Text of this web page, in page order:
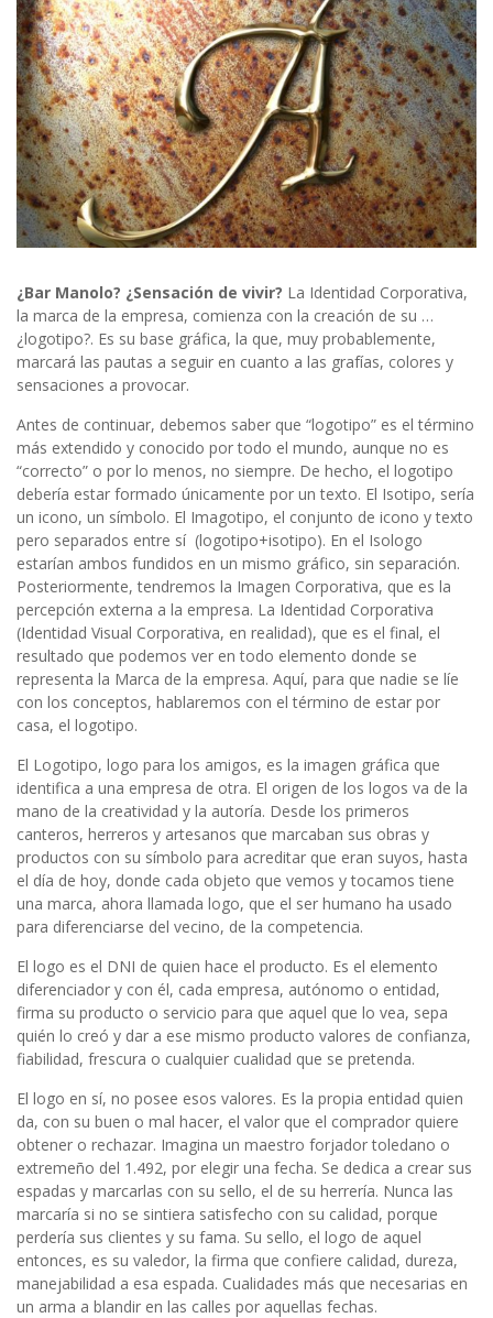
¿Bar Manolo? ¿Sensación de vivir? La Identidad Corporativa,
la marca de la empresa, comienza con la creación de su …
¿logotipo?. Es su base gráfica, la que, muy probablemente,
marcará las pautas a seguir en cuanto a las grafías, colores y
sensaciones a provocar.
Antes de continuar, debemos saber que “logotipo” es el término
más extendido y conocido por todo el mundo, aunque no es
“correcto” o por lo menos, no siempre. De hecho, el logotipo
debería estar formado únicamente por un texto. El Isotipo, sería
un icono, un símbolo. El Imagotipo, el conjunto de icono y texto
pero separados entre sí (logotipo+isotipo). En el Isologo
estarían ambos fundidos en un mismo gráfico, sin separación.
Posteriormente, tendremos la Imagen Corporativa, que es la
percepción externa a la empresa. La Identidad Corporativa
(Identidad Visual Corporativa, en realidad), que es el final, el
resultado que podemos ver en todo elemento donde se
representa la Marca de la empresa. Aquí, para que nadie se líe
con los conceptos, hablaremos con el término de estar por
casa, el logotipo.
El Logotipo, logo para los amigos, es la imagen gráfica que
identifica a una empresa de otra. El origen de los logos va de la
mano de la creatividad y la autoría. Desde los primeros
canteros, herreros y artesanos que marcaban sus obras y
productos con su símbolo para acreditar que eran suyos, hasta
el día de hoy, donde cada objeto que vemos y tocamos tiene
una marca, ahora llamada logo, que el ser humano ha usado
para diferenciarse del vecino, de la competencia.
El logo es el DNI de quien hace el producto. Es el elemento
diferenciador y con él, cada empresa, autónomo o entidad,
firma su producto o servicio para que aquel que lo vea, sepa
quién lo creó y dar a ese mismo producto valores de confianza,
fiabilidad, frescura o cualquier cualidad que se pretenda.
El logo en sí, no posee esos valores. Es la propia entidad quien
da, con su buen o mal hacer, el valor que el comprador quiere
obtener o rechazar. Imagina un maestro forjador toledano o
extremeño del 1.492, por elegir una fecha. Se dedica a crear sus
espadas y marcarlas con su sello, el de su herrería. Nunca las
marcaría si no se sintiera satisfecho con su calidad, porque
perdería sus clientes y su fama. Su sello, el logo de aquel
entonces, es su valedor, la firma que confiere calidad, dureza,
manejabilidad a esa espada. Cualidades más que necesarias en
un arma a blandir en las calles por aquellas fechas.